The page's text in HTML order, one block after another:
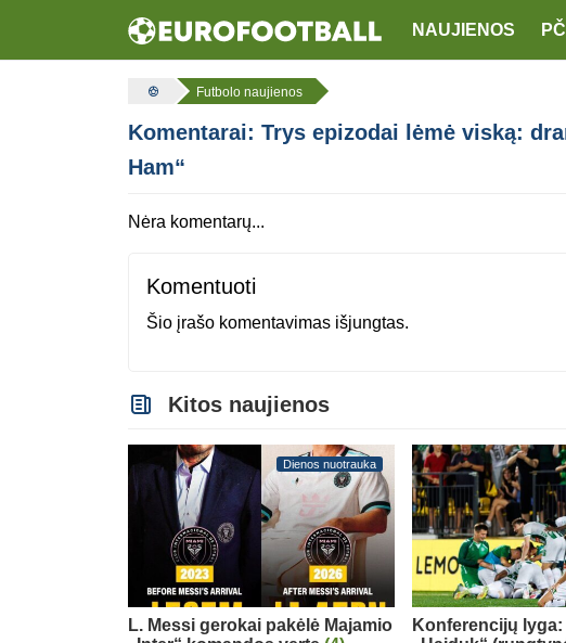
NAUJIENOS
Futbolo naujienos
Komentarai: Trys epizodai lėmė viską:
Ham“
Nėra komentarų...
Komentuoti
Šio įrašo komentavimas išjungtas.
Kitos naujienos
Dienos nuotrauka
L. Messi gerokai pakėlė Majamio
Konferencijų lyga: